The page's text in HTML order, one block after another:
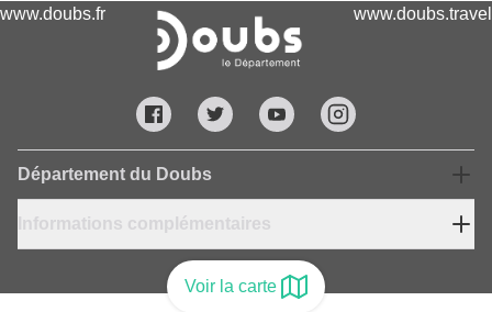
Voir la carte
www.doubs.fr www.doubs.travel
Département du Doubs
Informations complémentaires